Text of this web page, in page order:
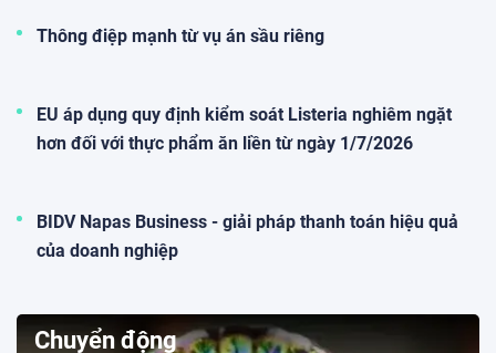
Thông điệp mạnh từ vụ án sầu riêng
EU áp dụng quy định kiểm soát Listeria nghiêm ngặt
hơn đối với thực phẩm ăn liền từ ngày 1/7/2026
BIDV Napas Business - giải pháp thanh toán hiệu quả
của doanh nghiệp
Chuyển động